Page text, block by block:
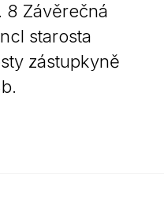
8 Závěrečná
starosta
zástupkyně